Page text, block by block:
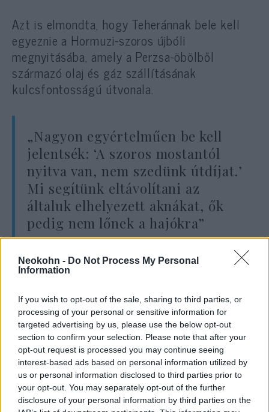
Neokohn - Do Not Process My Personal
Information
If you wish to opt-out of the sale, sharing to third parties, or
processing of your personal or sensitive information for
targeted advertising by us, please use the below opt-out
section to confirm your selection. Please note that after your
opt-out request is processed you may continue seeing
interest-based ads based on personal information utilized by
us or personal information disclosed to third parties prior to
your opt-out. You may separately opt-out of the further
disclosure of your personal information by third parties on the
Azt is elmondta, hogy Teheránnak bele kell
egyeznie a Hormuzi-szoros újbóli
megnyitásába, amely a Perzsa-öbölből
származó olaj és gáz szállításának
kulcsfontosságú útvonala.
„Nagyon egyértelműen be kell
jelentsék: ‘A szoros mostantól
nyitva van, nem szedünk útdíjat.’
Mi segítünk eltávolítani az
általuk elhelyezett aknákat, ők
pedig nem lőnek a hajókra”
– mondta a külügyminiszter szenátusi
törvényhozók előtt, hogy Irán továbbra is
jelentős számú drónnal rendelkezik, annak
ellenére, hogy „hagyományos védelmi
rendszerét” az amerikai–izraeli támadások
jelentősen meggyengítették.